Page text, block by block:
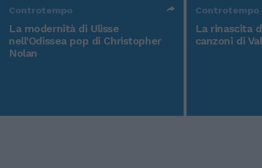
Controtempo
La modernità di Ulisse
nell'Odissea pop di Christopher
Nolan
Controtempo
La rinascita
canzoni di